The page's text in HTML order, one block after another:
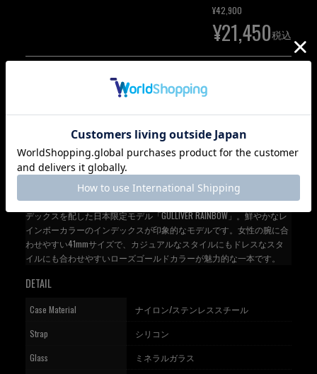
¥42,900
¥21,450税込
カートに入れる
定番人気のガリバーシリーズに、虹の様に鮮やかなマルチカラーイン
デックスを配した日本限定モデル「GULLIVER RAINBOW」。鮮やかなレ
インボーカラーのインデックスが印象的なモデルです。女性の腕に合
わせやすい41mmサイズで、カジュアルなスタイルにもドレスなスタ
イルにも合わせやすいローズゴールドカラーが魅力的な一本です。
DETAIL
Case Material
ナイロン/ステンレススチール
Strap
シリコン
Glass
ミネラルガラス